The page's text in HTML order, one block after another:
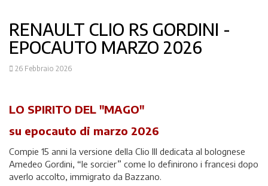
RENAULT CLIO RS GORDINI -
EPOCAUTO MARZO 2026
26 Febbraio 2026
LO SPIRITO DEL "MAGO"
su epocauto di marzo 2026
Compie 15 anni la versione della Clio III dedicata al bolognese
Amedeo Gordini, “le sorcier” come lo definirono i francesi dopo
averlo accolto, immigrato da Bazzano.